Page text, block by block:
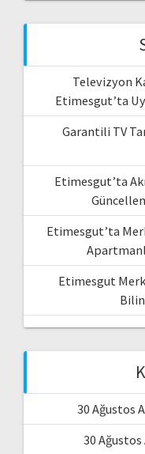
Televizyon
Etimesgut’ta
Garantili TV
Etimesgut’ta
Etimesgut’ta
Etimesgut
30 Ağustos
30